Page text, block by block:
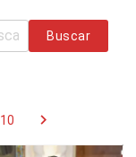
Buscar
10 chevron_right